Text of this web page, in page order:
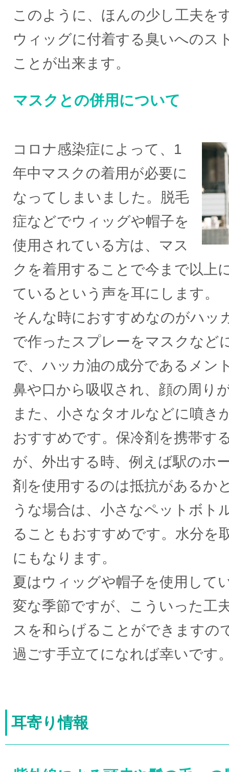
このように、ほんの少し工夫を
ウィッグに付着する臭いへのス
ことが出来ます。
マスクとの併用について
コロナ感染症によって、1
年中マスクの着用が必要に
なってしまいました。脱毛
症などでウィッグや帽子を
使用されている方は、マス
クを着用することで今まで以上
ているという声を耳にします。
そんな時におすすめなのがハッ
で作ったスプレーをマスクなど
で、ハッカ油の成分であるメン
鼻や口から吸収され、顔の周り
また、小さなタオルなどに噴き
おすすめです。保冷剤を携帯す
が、外出する時、例えば駅のホ
剤を使用するのは抵抗があるか
うな場合は、小さなペットボト
ることもおすすめです。水分を
にもなります。
夏はウィッグや帽子を使用して
変な季節ですが、こういった工
スを和らげることができますの
過ごす手立てになれば幸いです
耳寄り情報